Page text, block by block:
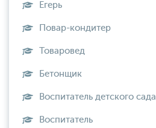
Егерь
Повар-кондитер
Товаровед
Бетонщик
Воспитатель детского сада
Воспитатель